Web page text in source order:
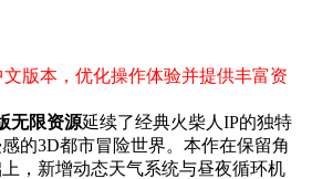
版本，优化操作体验并提供丰富资
无限资源延续了经典火柴人IP的独特
的3D都市冒险世界。本作在保留角
，新增动态天气系统与昼夜循环机